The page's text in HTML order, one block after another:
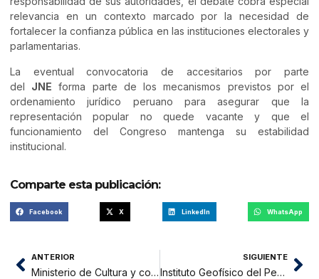
relevancia en un contexto marcado por la necesidad de
fortalecer la confianza pública en las instituciones electorales y
parlamentarias.
La eventual convocatoria de accesitarios por parte
del JNE forma parte de los mecanismos previstos por el
ordenamiento jurídico peruano para asegurar que la
representación popular no quede vacante y que el
funcionamiento del Congreso mantenga su estabilidad
institucional.
Comparte esta publicación:
Facebook X LinkedIn WhatsApp
ANTERIOR
Ministerio de Cultura y cooperación japonesa fortalecen colaboración para impulsar el turismo cultural en San Martín
SIGUIENTE
Instituto Geofísico del Perú – IGN – anuncia mantenimiento de estaciones geodésicas y suspenderá temporalmente servicio GNSS en Moyobamba y otras regiones